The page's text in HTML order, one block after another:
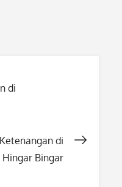
di
di
Hingar Bingar